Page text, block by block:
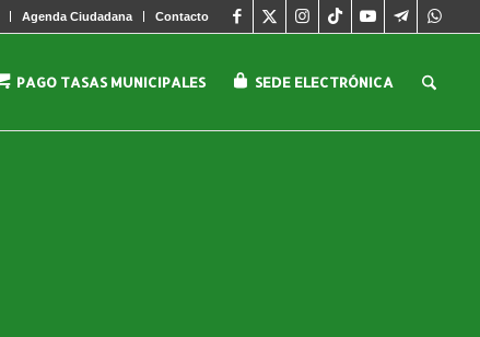
Agenda Ciudadana Contacto
PAGO TASAS MUNICIPALES SEDE ELECTRÓNICA